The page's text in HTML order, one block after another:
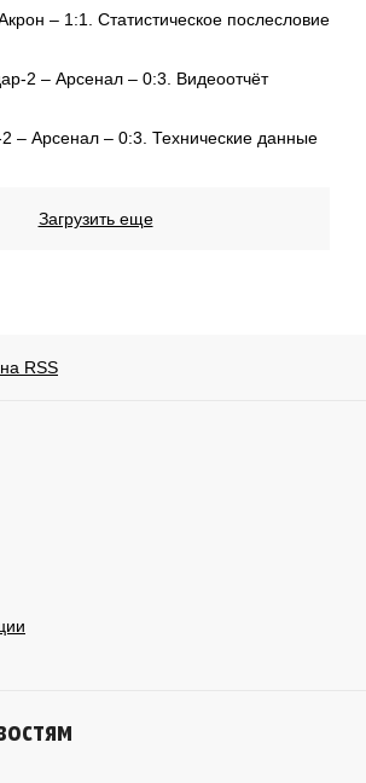
– 1:1. Статистическое послесловие
2 – Арсенал – 0:3. Видеоотчёт
– Арсенал – 0:3. Технические данные
Загрузить еще
RSS